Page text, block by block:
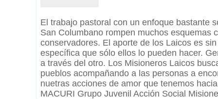
El trabajo pastoral con un enfoque bastante
San Columbano rompen muchos esquemas
conservadores. El aporte de los Laicos es
específica que sólo ellos lo pueden hacer.
a través del otro. Los Misioneros Laicos
pueblos acompañando a las personas a
nuetras acciones de amor que tenemos
MACURI Grupo Juvenil Acción Social